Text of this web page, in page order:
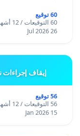
60 توقيع
60 التوقيعات / 12 أشهر
26 Jul 2026
إيقاف إجراءات
56 توقيع
56 التوقيعات / 12 أشهر
15 Jan 2026